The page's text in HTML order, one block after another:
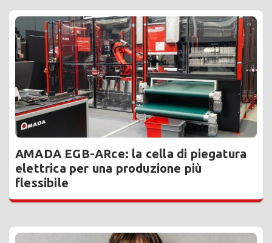
AMADA EGB-ARce: la cella di piegatura
elettrica per una produzione più
flessibile